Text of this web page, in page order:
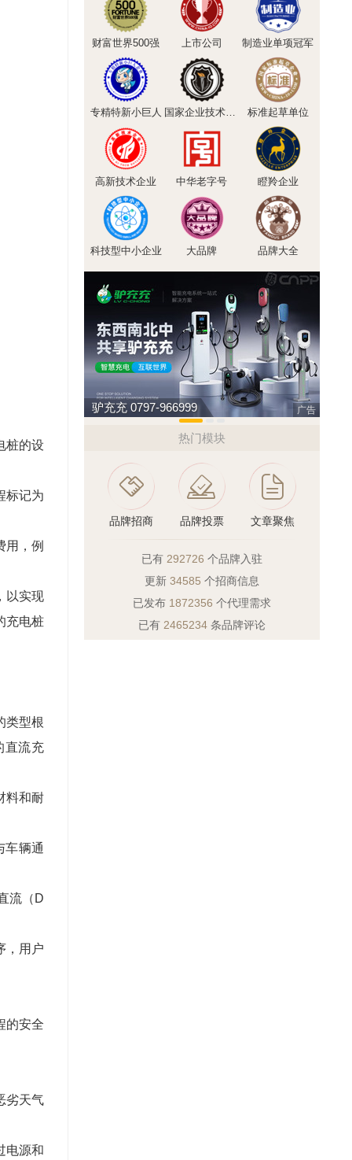
桩的设
标记为
用，例
以实现
充电桩
类型根
直流充
料和耐
车辆通
流（ D
，用户
的安全
劣天气
电源和
财富世界500强 上市公司 制造业单项冠军
专精特新小巨人 国家企业技术中心 标准起草单位
高新技术企业 中华老字号 瞪羚企业
科技型中小企业 大品牌 品牌大全
驴充充 0797-966999 广告
热门模块
品牌招商 品牌投票 文章聚焦
已有 292726 个品牌入驻
更新 34585 个招商信息
已发布 1872356 个代理需求
已有 2465234 条品牌评论